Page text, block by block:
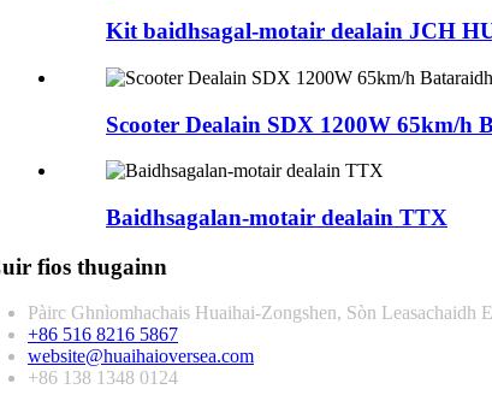
Kit baidhsagal-motair dealain JCH
Scooter Dealain SDX 1200W 65km/
Baidhsagalan-motair dealain TTX
fios thugainn
Pàirc Ghnìomhachais Huaihai-Zongshen, Sòn Leasachaidh
+86 516 8216 5867
website@huaihaioversea.com
+86 138 1348 0124